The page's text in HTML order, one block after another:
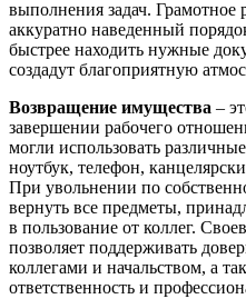
выполнения задач. Грамотное
аккуратно наведенный
быстрее находить нужные
создадут благоприятную
Возвращение имущества –
завершении рабочего
могли использовать
ноутбук, телефон,
При увольнении по
вернуть все предметы,
в пользование от коллег.
позволяет поддерживать
коллегами и начальством, а
ответственность и